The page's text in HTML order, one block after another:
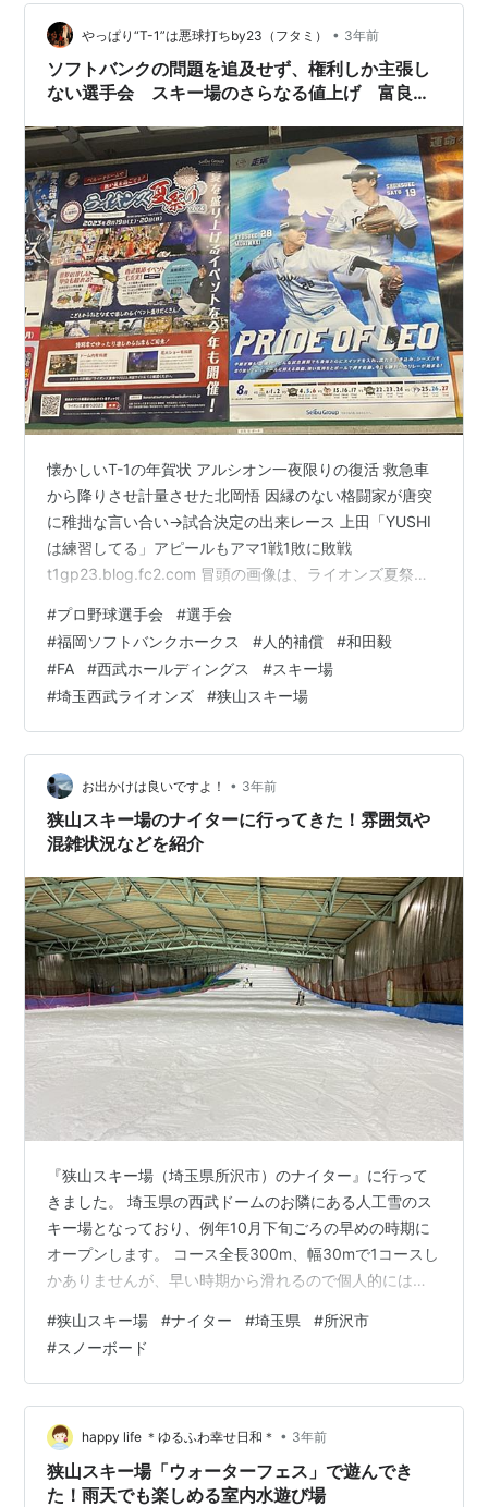
1300円で入場しました。 アソビューでチケットを購入し
ておくと入場がスムーズです。 駐車場が200…
やっぱり“T-1”は悪球打ちby23（フタミ） • 3年前
ソフトバンクの問題を追及せず、権利しか主張し
ない選手会 スキー場のさらなる値上げ 富良
沢、万座温泉、妙高杉ノ原、志賀高原焼額山、狭
山リフト割引券
懐かしいT-1の年賀状 アルシオン一夜限りの復活 救急車
から降りさせ計量させた北岡悟 因縁のない格闘家が唐突
に稚拙な言い合い→試合決定の出来レース 上田「YUSHI
は練習してる」アピールもアマ1戦1敗に敗戦
t1gp23.blog.fc2.com 冒頭の画像は、ライオンズ夏祭り
は、西武グループのスキー場で使える西武ホールディン
グス株主優待リフト1日券30％割引券について。 後半
は、権利ばかり主張して球界全体を考えないプロ野球選
手会について糾弾する。 画像を15枚アップ。 以下、15
枚の内訳。 西武ホールディングス スキーリフト割引券
2…
#プロ野球選手会 #選手会
#福岡ソフトバンクホークス #人的補償 #和田毅
#FA #西武ホールディングス #スキー場
#埼玉西武ライオンズ #狭山スキー場
お出かけは良いですよ！ • 3年前
狭山スキー場のナイターに行ってきた！雰囲気や
混雑状況などを紹介
『狭山スキー場（埼玉県所沢市）のナイター』に行って
きました。 埼玉県の西武ドームのお隣にある人工雪のス
キー場となっており、例年10月下旬ごろの早めの時期に
オープンします。 コース全長300m、幅30mで1コースし
かありませんが、早い時期から滑れるので個人的にはあ
しなどにおすすめですよ。 さて、そんな狭山スキー場で
すが、12月の金曜日・土曜日にはナイター営業もしてい
ます。 22時から翌日の朝6時まで営業しており比較的、
お客さんも少ないので、ゆったりと滑ることができます
よ。 今回は、そんな『狭山スキー場のナイター』につい
て紹介します。 実際に訪れ…
#狭山スキー場 #ナイター #埼玉県 #所沢市
#スノーボード
happy life ＊ゆるふわ幸せ日和＊ • 3年前
狭山スキー場「ウォーターフェス」で遊んでき
た！雨天でも楽しめる室内水遊び場